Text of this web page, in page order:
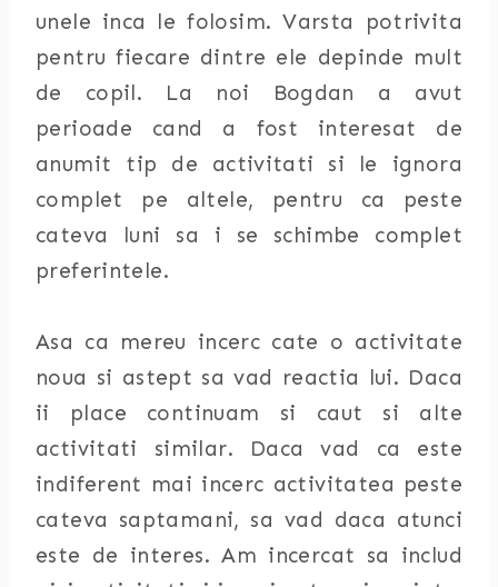
unele inca le folosim. Varsta potrivita
pentru fiecare dintre ele depinde mult
de copil. La noi Bogdan a avut
perioade cand a fost interesat de
anumit tip de activitati si le ignora
complet pe altele, pentru ca peste
cateva luni sa i se schimbe complet
preferintele.
Asa ca mereu incerc cate o activitate
noua si astept sa vad reactia lui. Daca
ii place continuam si caut si alte
activitati similar. Daca vad ca este
indiferent mai incerc activitatea peste
cateva saptamani, sa vad daca atunci
este de interes. Am incercat sa includ